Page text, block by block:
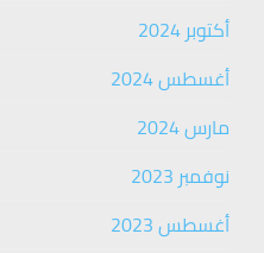
أكتوبر 2024
أغسطس 2024
مارس 2024
نوفمبر 2023
أغسطس 2023